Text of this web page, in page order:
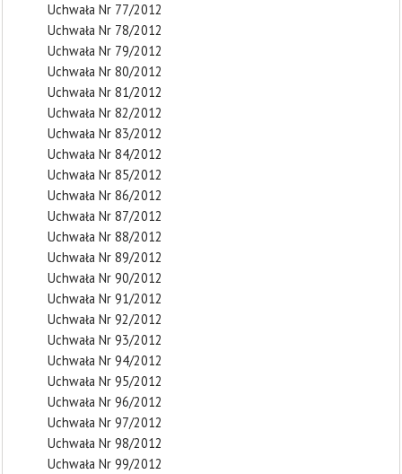
Uchwała Nr 77/2012
Uchwała Nr 78/2012
Uchwała Nr 79/2012
Uchwała Nr 80/2012
Uchwała Nr 81/2012
Uchwała Nr 82/2012
Uchwała Nr 83/2012
Uchwała Nr 84/2012
Uchwała Nr 85/2012
Uchwała Nr 86/2012
Uchwała Nr 87/2012
Uchwała Nr 88/2012
Uchwała Nr 89/2012
Uchwała Nr 90/2012
Uchwała Nr 91/2012
Uchwała Nr 92/2012
Uchwała Nr 93/2012
Uchwała Nr 94/2012
Uchwała Nr 95/2012
Uchwała Nr 96/2012
Uchwała Nr 97/2012
Uchwała Nr 98/2012
Uchwała Nr 99/2012